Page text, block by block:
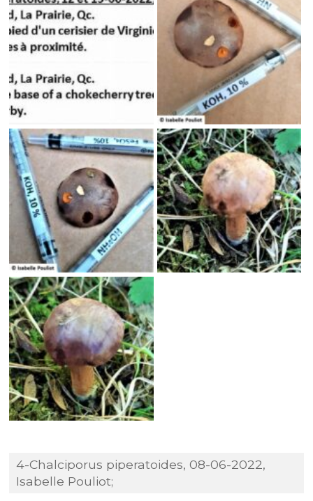
4-Chalciporus piperatoides, 08-06-2022,
Isabelle Pouliot;